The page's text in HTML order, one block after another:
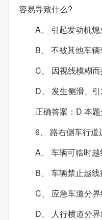
容易导致什么?
A、 引起发动机熄
B、 不被其他车
C、 因视线模糊
D、 发生侧滑、
正确答案：D 本
6、 路右侧车行
A、 车辆可临时
B、 车辆禁止越线
C、 应急车道分
D、 人行横道分